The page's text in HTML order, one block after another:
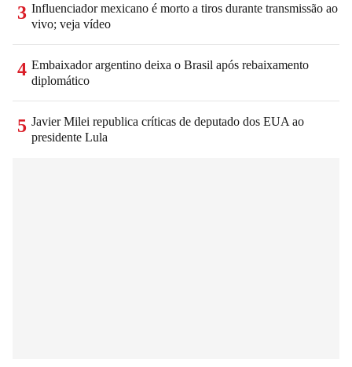
3 Influenciador mexicano é morto a tiros durante transmissão ao
vivo; veja vídeo
4 Embaixador argentino deixa o Brasil após rebaixamento
diplomático
5 Javier Milei republica críticas de deputado dos EUA ao
presidente Lula